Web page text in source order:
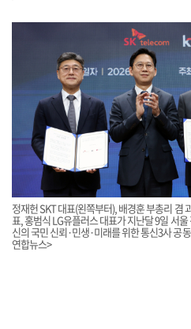
정재헌 SKT 대표(왼쪽부터), 배경훈 부총리 겸
표, 홍범식 LG유플러스 대표가 지난달 9일 서
신의 국민 신뢰·민생·미래를 위한 통신3사 공
연합뉴스>